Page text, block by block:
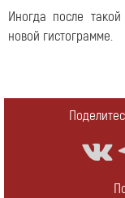
Иногда после
новой гистограмме.